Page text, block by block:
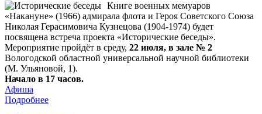
Книге военных мемуаров
«Накануне» (1966) адмирала флота и Героя Советского Союза
Николая Герасимовича Кузнецова (1904-1974) будет
посвящена встреча проекта «Исторические беседы».
Мероприятие пройдёт в среду, 22 июля, в зале № 2
Вологодской областной универсальной научной библиотеки
(М. Ульяновой, 1).
Начало в 17 часов.
Афиша
Подробнее